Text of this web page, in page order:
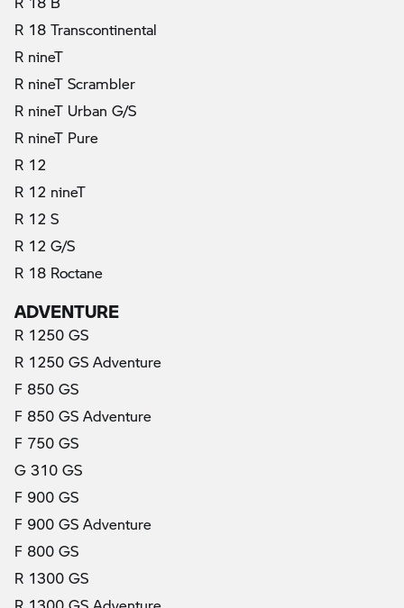
R 18 Transcontinental
R nineT
R nineT Scrambler
R nineT Urban G/S
R nineT Pure
R 12
R 12 nineT
R 12 S
R 12 G/S
R 18 Roctane
ADVENTURE
R 1250 GS
R 1250 GS Adventure
F 850 GS
F 850 GS Adventure
F 750 GS
G 310 GS
F 900 GS
F 900 GS Adventure
F 800 GS
R 1300 GS